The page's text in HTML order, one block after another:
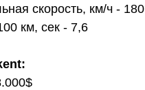
скорость, км/ч - 180
км, сек - 7,6